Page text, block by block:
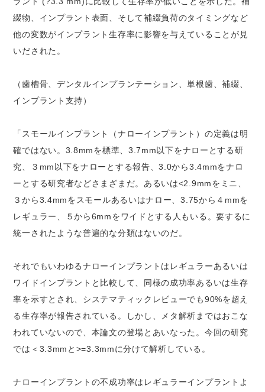
綴物、インプラント表面、そして補綴負荷のタイミングなど
他の変数がインプラント生存率に影響を与えていることが見
いだされた。
（歯槽骨、デンタルインプランテーション、単根歯、補綴、
インプラント支持）
「スモールインプラント（ナローインプラント）の定義は明
確ではない。3.8mmを標準、3.7mm以下をナローとする研
究、３mm以下をナローとする報告、3.0から3.4mmをナロ
ーとする研究者などさまざまだ。あるいは<2.9mmをミニ、
３から3.4mmをスモールあるいはナロー、3.75から４mmを
レギュラー、５から6mmをワイドとする人もいる。要するに
統一されたような普遍的な分類はないのだ。
それでもいわゆるナローインプラントはレギュラーあるいは
ワイドインプラントと比較して、同様の成功率あるいは生存
率を示すとされ、システマティックレビューでも90%を超え
る生存率が報告されている。しかし、メタ解析まではおこな
われていないので、本論文の登場とあいなった。今回の研究
では＜3.3mmと>=3.3mmに分けて解析している。
ナローインプラントの不成功率はレギュラーインプラントよ